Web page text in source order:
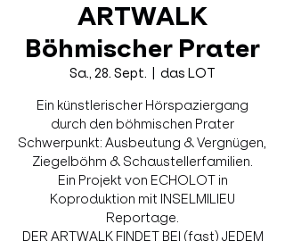
ARTWALK
Böhmischer Prater
Sa., 28. Sept.
das LOT
Ein künstlerischer Hörspaziergang
durch den böhmischen Prater
Schwerpunkt: Ausbeutung & Vergnügen,
Ziegelböhm & Schaustellerfamilien.
Ein Projekt von ECHOLOT in
Koproduktion mit INSELMILIEU
Reportage.
DER ARTWALK FINDET BEI (fast) JEDEM